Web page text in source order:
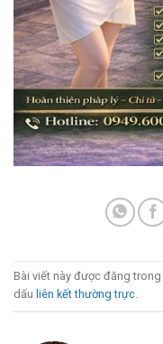
Bài viết này được đăng trong
dấu liên kết thường trực.